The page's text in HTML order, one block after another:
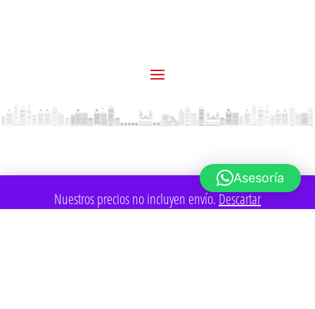
Nuestros precios no incluyen envío. Descartar
Asesoría